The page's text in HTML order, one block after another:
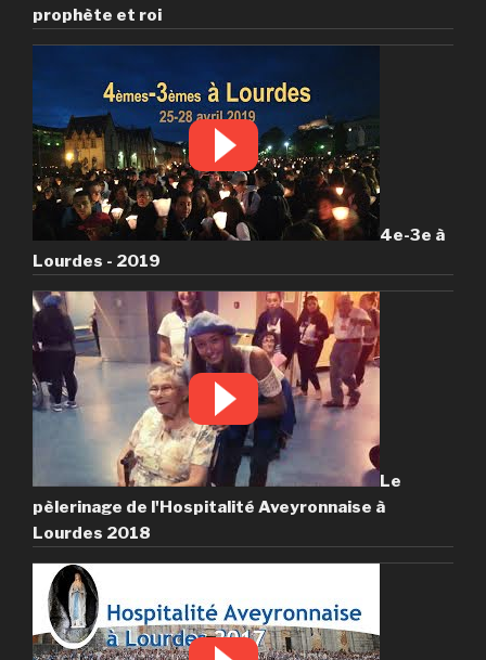
prophète et roi
4e-3e à
Lourdes - 2019
Le
pèlerinage de l'Hospitalité Aveyronnaise à
Lourdes 2018